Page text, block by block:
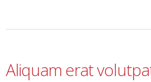
Aliquam erat